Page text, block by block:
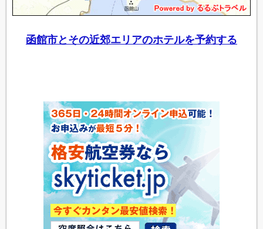
函館市とその近郊エリアのホテルを予約する